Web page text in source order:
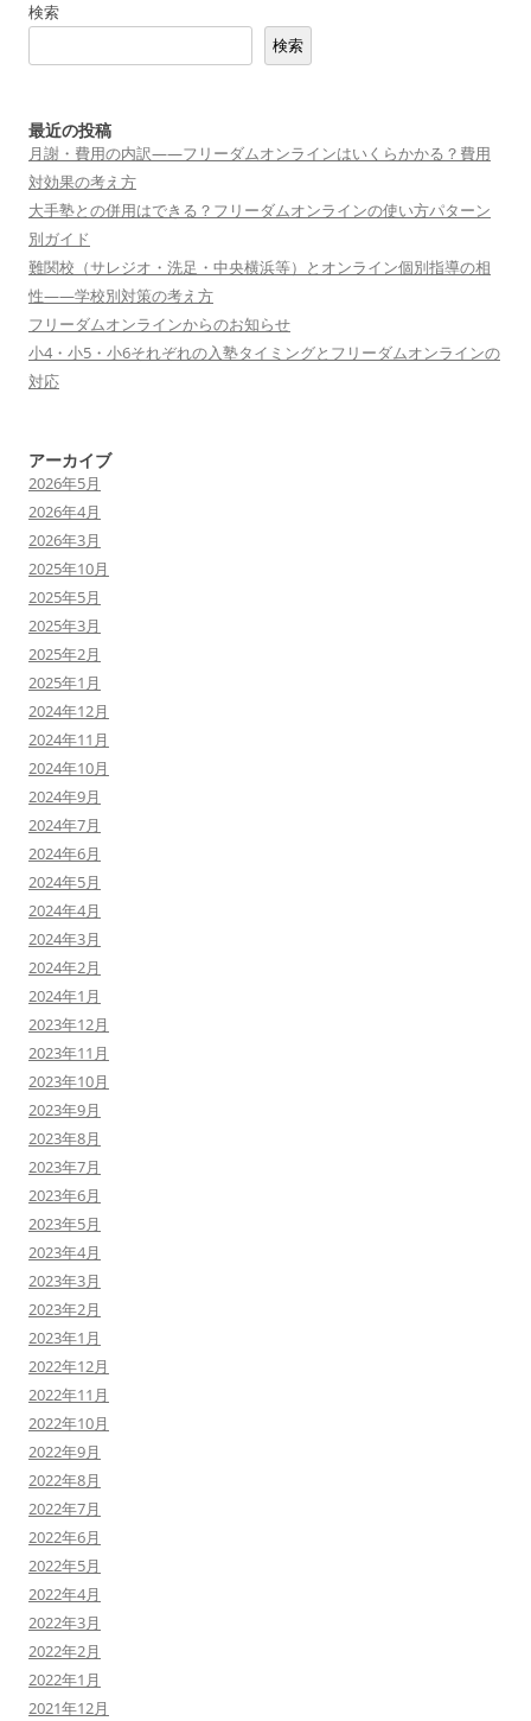
検索
検索
最近の投稿
月謝・費用の内訳——フリーダムオンラインはいくらかかる？費用
対効果の考え方
大手塾との併用はできる？フリーダムオンラインの使い方パターン
別ガイド
難関校（サレジオ・洗足・中央横浜等）とオンライン個別指導の相
性——学校別対策の考え方
フリーダムオンラインからのお知らせ
小4・小5・小6それぞれの入塾タイミングとフリーダムオンラインの
対応
アーカイブ
2026年5月
2026年4月
2026年3月
2025年10月
2025年5月
2025年3月
2025年2月
2025年1月
2024年12月
2024年11月
2024年10月
2024年9月
2024年7月
2024年6月
2024年5月
2024年4月
2024年3月
2024年2月
2024年1月
2023年12月
2023年11月
2023年10月
2023年9月
2023年8月
2023年7月
2023年6月
2023年5月
2023年4月
2023年3月
2023年2月
2023年1月
2022年12月
2022年11月
2022年10月
2022年9月
2022年8月
2022年7月
2022年6月
2022年5月
2022年4月
2022年3月
2022年2月
2022年1月
2021年12月